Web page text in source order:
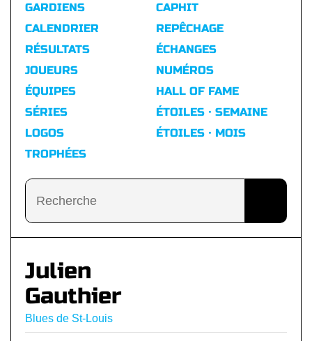
GARDIENS
CALENDRIER
RÉSULTATS
CAPHIT
REPÊCHAGE
ÉCHANGES
JOUEURS
ÉQUIPES
SÉRIES
LOGOS
TROPHÉES
NUMÉROS
HALL OF FAME
ÉTOILES · SEMAINE
ÉTOILES · MOIS
Julien
Gauthier
Blues de St-Louis